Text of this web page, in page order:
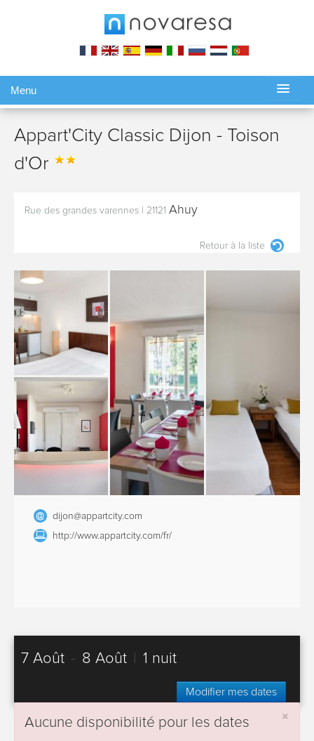
Menu
Appart'City Classic Dijon - Toison
d'Or
Rue des grandes varennes 21121 Ahuy
Retour à la liste
dijon@appartcity.com
http://www.appartcity.com/fr/
7 Août - 8 Août 1 nuit
Modifier mes dates
×
Aucune disponibilité pour les dates